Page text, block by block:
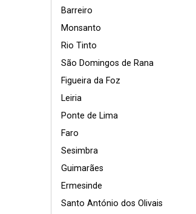
Barreiro
Monsanto
Rio Tinto
São Domingos de Rana
Figueira da Foz
Leiria
Ponte de Lima
Faro
Sesimbra
Guimarães
Ermesinde
Santo António dos Olivais